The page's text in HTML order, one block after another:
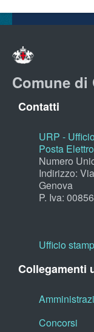
Comune di
Contatti
URP -
Posta
Numero
Indirizzo:
Genova
P. Iva:
Ufficio
Collegamenti
Concorsi